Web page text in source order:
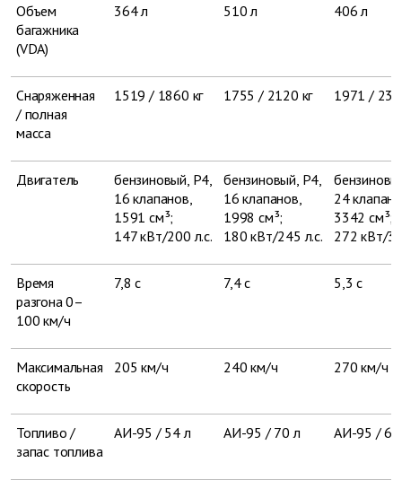
Объем
багажника
(VDA)
364 л 510 л 406 л
Снаряженная
/ полная
масса
1519 / 1860 кг 1755 / 2120 кг 1971 /
Двигатель
бензиновый, Р4,
16 клапанов,
1591 см³;
147 кВт/200 л.с.
бензиновый, Р4,
16 клапанов,
1998 см³;
180 кВт/245 л.с.
24
3342 см³;
272 кВт/
Время
разгона 0–
100 км/ч
7,8 с 7,4 с 5,3 с
Максимальная
скорость
205 км/ч 240 км/ч 270 км/ч
Топливо /
запас топлива
АИ-95 / 54 л АИ-95 / 70 л АИ-95 / 60